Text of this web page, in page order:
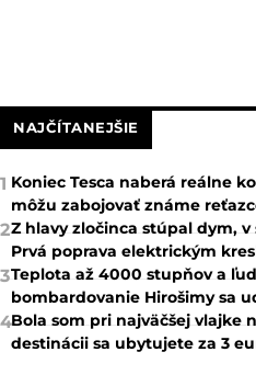
NAJČÍTANEJŠIE
1 Koniec Tesca naberá reálne
môžu zabojovať známe
2Z hlavy zločinca stúpal dym,
Prvá poprava elektrickým
3Teplota až 4000 stupňov a
bombardovanie Hirošimy sa
4Bola som pri najväčšej vlajke
destinácii sa ubytujete za 3